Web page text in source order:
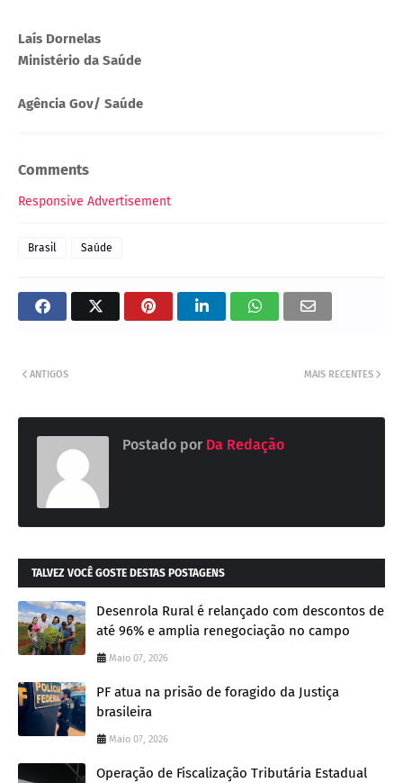
Laís Dornelas
Ministério da Saúde
Agência Gov/ Saúde
Comments
Responsive Advertisement
Brasil Saúde
MAIS RECENTES
ANTIGOS
Postado por Da Redação
TALVEZ VOCÊ GOSTE DESTAS POSTAGENS
Desenrola Rural é relançado com descontos de
até 96% e amplia renegociação no campo
Maio 07, 2026
PF atua na prisão de foragido da Justiça
brasileira
Maio 07, 2026
Operação de Fiscalização Tributária Estadual